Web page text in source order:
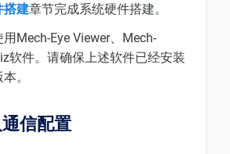
搭建章节完成系统硬件搭建。
Mech-Eye Viewer、Mech-
软件。请确保上述软件已经安装
。
信配置